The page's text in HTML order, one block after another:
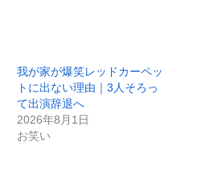
我が家が爆笑レッドカーペッ
トに出ない理由｜3人そろっ
て出演辞退へ
2026年8月1日
お笑い